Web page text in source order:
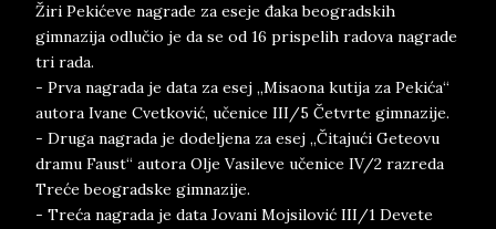
Žiri Pekićeve nagrade za eseje đaka beogradskih
gimnazija odlučio je da se od 16 prispelih radova nagrade
tri rada.
- Prva nagrada je data za esej „Misaona kutija za Pekića“
autora Ivane Cvetković, učenice III/5 Četvrte gimnazije.
- Druga nagrada je dodeljena za esej „Čitajući Geteovu
dramu Faust“ autora Olje Vasileve učenice IV/2 razreda
Treće beogradske gimnazije.
- Treća nagrada je data Jovani Mojsilović III/1 Devete